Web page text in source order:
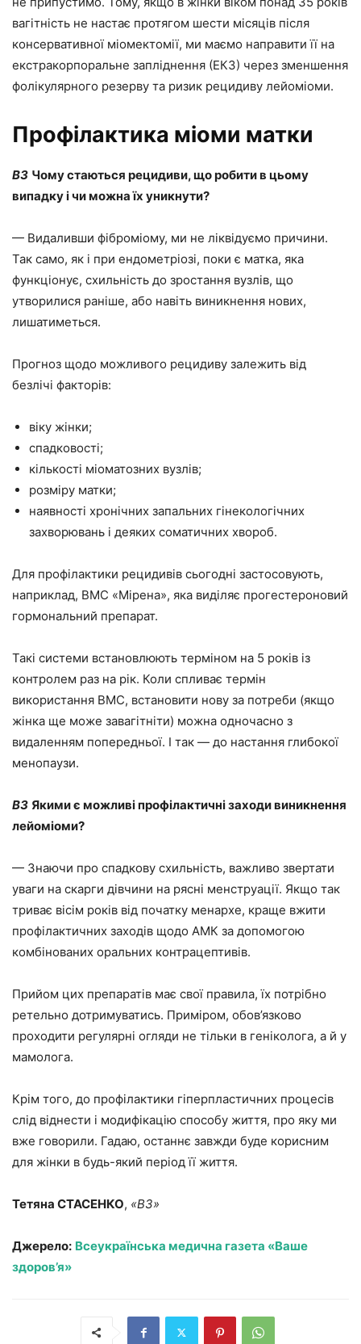
вагітність не настає протягом шести місяців після
консервативної міомектомії, ми маємо направити її на
екстракорпоральне запліднення (ЕКЗ) через зменшення
фолікулярного резерву та ризик рецидиву лейоміоми.
Профілактика міоми матки
ВЗ Чому стаються рецидиви, що робити в цьому
випадку і чи можна їх уникнути?
— Видаливши фіброміому, ми не ліквідуємо причини.
Так само, як і при ендометріозі, поки є матка, яка
функціонує, схильність до зростання вузлів, що
утворилися раніше, або навіть виникнення нових,
лишатиметься.
Прогноз щодо можливого рецидиву залежить від
безлічі факторів:
віку жінки;
спадковості;
кількості міоматозних вузлів;
розміру матки;
наявності хронічних запальних гінекологічних
захворювань і деяких соматичних хвороб.
Для профілактики рецидивів сьогодні застосовують,
наприклад, ВМС «Мірена», яка виділяє прогестероновий
гормональний препарат.
Такі системи встановлюють терміном на 5 років із
контролем раз на рік. Коли спливає термін
використання ВМС, встановити нову за потреби (якщо
жінка ще може завагітніти) можна одночасно з
видаленням попередньої. І так — до настання глибокої
менопаузи.
ВЗ Якими є можливі профілактичні заходи виникнення
лейоміоми?
— Знаючи про спадкову схильність, важливо звертати
уваги на скарги дівчини на рясні менструації. Якщо так
триває вісім років від початку менархе, краще вжити
профілактичних заходів щодо АМК за допомогою
комбінованих оральних контрацептивів.
Прийом цих препаратів має свої правила, їх потрібно
ретельно дотримуватись. Приміром, обов’язково
проходити регулярні огляди не тільки в геніколога, а й у
мамолога.
Крім того, до профілактики гіперпластичних процесів
слід віднести і модифікацію способу життя, про яку ми
вже говорили. Гадаю, останнє завжди буде корисним
для жінки в будь-який період її життя.
Тетяна СТАСЕНКО, «ВЗ»
Джерело: Всеукраїнська медична газета «Ваше
здоров’я»